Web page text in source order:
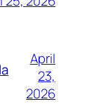
April
23,
2026